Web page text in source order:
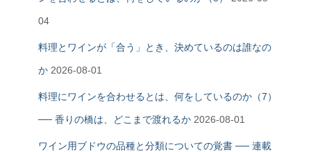
04
料理とワインが「合う」とき、決めているのは誰なの
か 2026-08-01
料理にワインを合わせるとは、何をしているのか（7）
── 香りの橋は、どこまで渡れるか 2026-08-01
ワイン用ブドウの品種と分類についての覚書 ── 連載